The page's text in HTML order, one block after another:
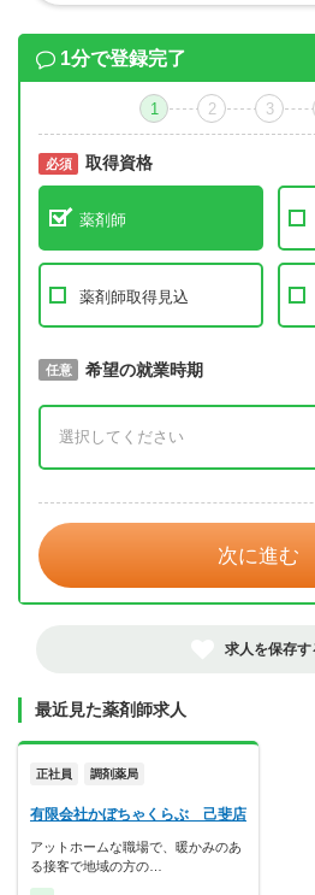
1分で登録完了
1 2 3
必須 取得資格
薬剤師
薬剤師取得見込
必須 取得予定年
任意 希望の就業時期
次に進む
求人を保存す
最近見た薬剤師求人
正社員 調剤薬局
有限会社かぼちゃくらぶ 己斐店
アットホームな職場で、暖かみのあ
る接客で地域の方の…